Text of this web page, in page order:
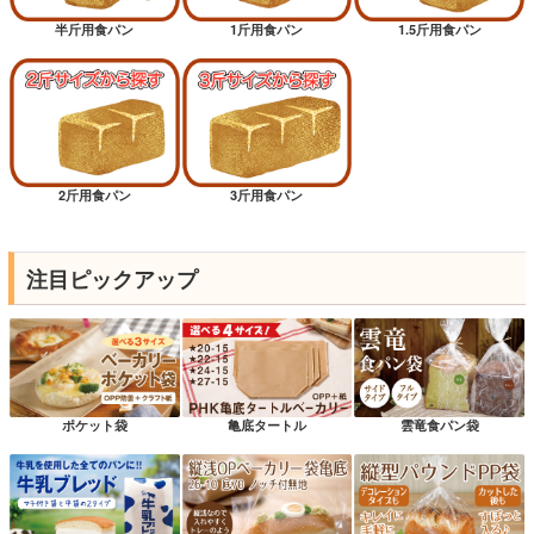
半斤用食パン 1斤用食パン 1.5斤用食パン
2斤用食パン 3斤用食パン
注目ピックアップ
ポケット袋 亀底タートル 雲竜食パン袋